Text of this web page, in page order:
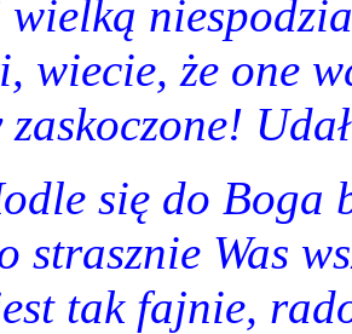
wiecie, że one
zaskoczone!
się do Boga
strasznie Was
tak fajnie,